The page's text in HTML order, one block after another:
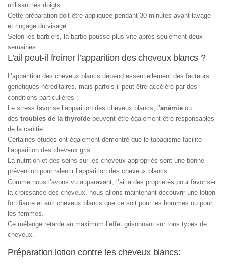
utilisant les doigts.
Cette préparation doit être appliquée pendant 30 minutes avant lavage
et rinçage du visage.
Selon les barbiers, la barbe pousse plus vite après seulement deux
semaines.
L’ail peut-il freiner l’apparition des cheveux blancs ?
L’apparition des cheveux blancs dépend essentiellement des facteurs
génétiques héréditaires, mais parfois il peut être accéléré par des
conditions particulières :
Le stress favorise l’apparition des cheveux blancs, l’anémie ou
des troubles de la thyroïde peuvent être également être responsables
de la canitie.
Certaines études ont également démontré que le tabagisme facilite
l’apparition des cheveux gris.
La nutrition et des soins sur les cheveux appropriés sont une bonne
prévention pour ralentir l’apparition des cheveux blancs.
Comme nous l’avons vu auparavant, l’ail a des propriétés pour favoriser
la croissance des cheveux, nous allons maintenant découvrir une lotion
fortifiante et anti cheveux blancs que ce soit pour les hommes ou pour
les femmes.
Ce mélange retarde au maximum l’effet grisonnant sur tous types de
cheveux.
Préparation lotion contre les cheveux blancs: